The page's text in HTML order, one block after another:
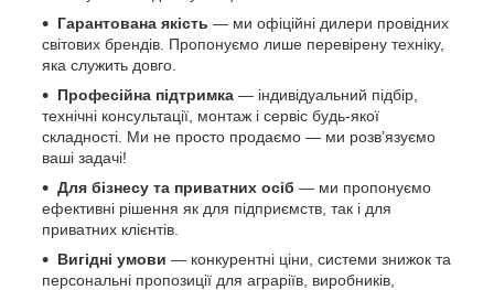
Гарантована якість — ми офіційні дилери провідних
світових брендів. Пропонуємо лише перевірену техніку,
яка служить довго.
Професійна підтримка — індивідуальний підбір,
технічні консультації, монтаж і сервіс будь-якої
складності. Ми не просто продаємо — ми розв’язуємо
ваші задачі!
Для бізнесу та приватних осіб — ми пропонуємо
ефективні рішення як для підприємств, так і для
приватних клієнтів.
Вигідні умови — конкурентні ціни, системи знижок та
персональні пропозиції для аграріїв, виробників,